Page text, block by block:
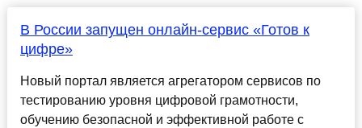
В России запущен онлайн-сервис «Готов к
цифре»
Новый портал является агрегатором сервисов по
тестированию уровня цифровой грамотности,
обучению безопасной и эффективной работе с